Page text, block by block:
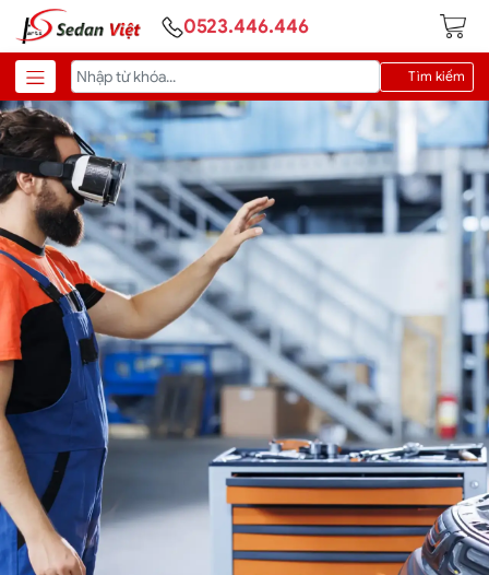
0523.446.446
Tìm kiếm